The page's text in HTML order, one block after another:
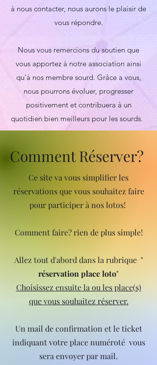
à nous contacter, nous aurons le plaisir de
vous répondre.
Nous vous remercions du soutien que
vous apportez à notre association ainsi
qu'à nos membre sourd. Grâce a vous,
nous pourrons évoluer, progresser
positivement et contribuera à un
quotidien bien meilleurs pour les sourds.
Comment Réserver?
Ce site va vous simplifier les
réservations que vous souhaitez faire
pour participer à nos lotos!
Comment faire? rien de plus simple!
Allez tout d'abord dans la rubrique "
réservation place loto"
Choisissez ensuite la ou les place(s)
que vous souhaitez réserver.
Un mail de confirmation et le ticket
indiquant votre place numéroté vous
sera envoyer par mail.